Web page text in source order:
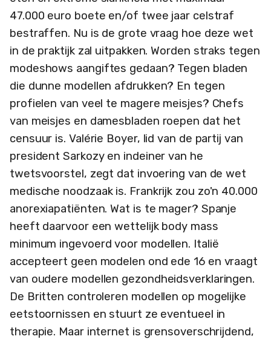
47.000 euro boete en/of twee jaar celstraf
bestraffen. Nu is de grote vraag hoe deze wet
in de praktijk zal uitpakken. Worden straks tegen
modeshows aangiftes gedaan? Tegen bladen
die dunne modellen afdrukken? En tegen
profielen van veel te magere meisjes? Chefs
van meisjes en damesbladen roepen dat het
censuur is. Valérie Boyer, lid van de partij van
president Sarkozy en indeiner van he
twetsvoorstel, zegt dat invoering van de wet
medische noodzaak is. Frankrijk zou zo'n 40.000
anorexiapatiënten. Wat is te mager? Spanje
heeft daarvoor een wettelijk body mass
minimum ingevoerd voor modellen. Italië
accepteert geen modelen ond ede 16 en vraagt
van oudere modellen gezondheidsverklaringen.
De Britten controleren modellen op mogelijke
eetstoornissen en stuurt ze eventueel in
therapie. Maar internet is grensoverschrijdend,